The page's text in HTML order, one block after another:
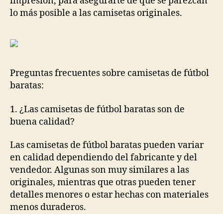
lo más posible a las camisetas originales.
Preguntas frecuentes sobre camisetas de fútbol
baratas:
1. ¿Las camisetas de fútbol baratas son de
buena calidad?
Las camisetas de fútbol baratas pueden variar
en calidad dependiendo del fabricante y del
vendedor. Algunas son muy similares a las
originales, mientras que otras pueden tener
detalles menores o estar hechas con materiales
menos duraderos.